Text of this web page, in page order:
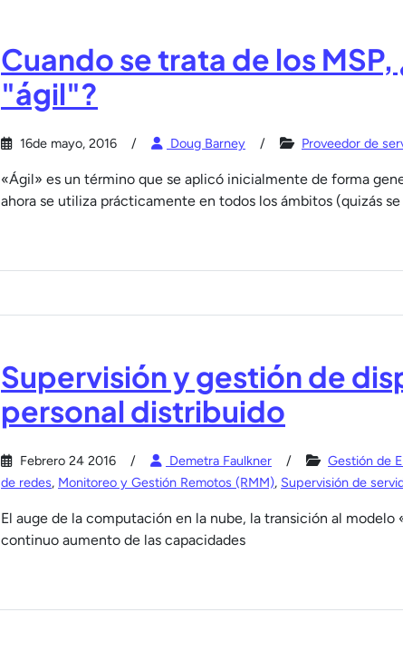
Cuando se trata de los
"ágil"?
16de mayo, 2016 Doug Barney Proveedor de
«Ágil» es un término que se aplicó inicialmente de forma
ahora se utiliza prácticamente en todos los ámbitos (quizás
Supervisión y gestión de
personal distribuido
Febrero 24 2016 Demetra Faulkner Gestión de
de redes, Monitoreo y Gestión Remotos (RMM), Supervisión de
El auge de la computación en la nube, la transición al
continuo aumento de las capacidades